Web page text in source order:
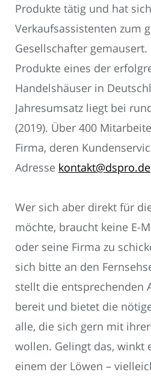
Produkte tätig und hat
Verkaufsassistenten zum
Gesellschafter
Produkte eines der
Handelshäuser in
Jahresumsatz liegt bei
(2019). Über 400
Firma, deren
Adresse kontakt@dspro.de
Wer sich aber direkt für
möchte, braucht keine E-
oder seine Firma zu
sich bitte an den
stellt die entsprechenden
bereit und bietet die
alle, die sich gern mit
wollen. Gelingt das, winkt
einem der Löwen –